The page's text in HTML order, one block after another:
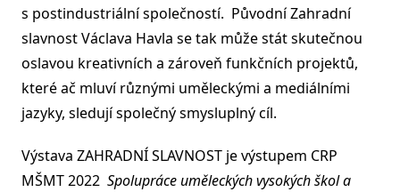
s postindustriální společností. Původní Zahradní
slavnost Václava Havla se tak může stát skutečnou
oslavou kreativních a zároveň funkčních projektů,
které ač mluví různými uměleckými a mediálními
jazyky, sledují společný smysluplný cíl.
Výstava ZAHRADNÍ SLAVNOST je výstupem CRP
MŠMT 2022 Spolupráce uměleckých vysokých škol a